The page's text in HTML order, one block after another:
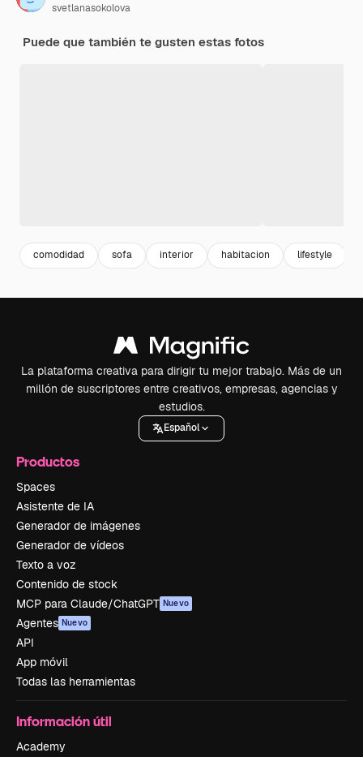
svetlanasokolova
Puede que también te gusten estas fotos
comodidad sofa interior habitacion lifestyle
La plataforma creativa para dirigir tu mejor trabajo. Más de un
millón de suscriptores entre creativos, empresas, agencias y
estudios.
Español
Productos
Spaces
Asistente de IA
Generador de imágenes
Generador de vídeos
Texto a voz
Contenido de stock
MCP para Claude/ChatGPT Nuevo
Agentes Nuevo
API
App móvil
Todas las herramientas
Información útil
Academy